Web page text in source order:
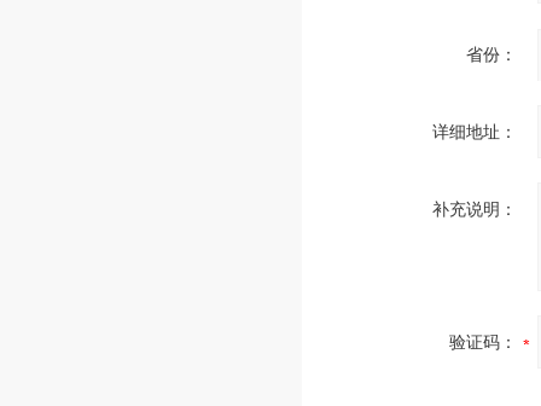
省份：
详细地址：
补充说明：
验证码：